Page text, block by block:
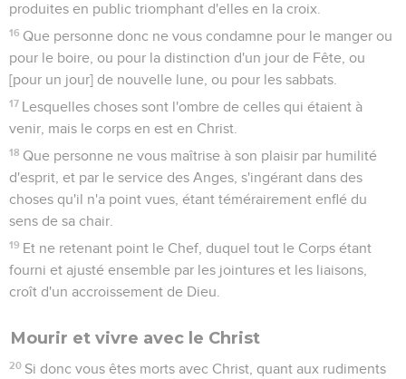
produites en public triomphant d'elles en la croix.
16 Que personne donc ne vous condamne pour le manger ou
pour le boire, ou pour la distinction d'un jour de Fête, ou
[pour un jour] de nouvelle lune, ou pour les sabbats.
17 Lesquelles choses sont l'ombre de celles qui étaient à
venir, mais le corps en est en Christ.
18 Que personne ne vous maîtrise à son plaisir par humilité
d'esprit, et par le service des Anges, s'ingérant dans des
choses qu'il n'a point vues, étant témérairement enflé du
sens de sa chair.
19 Et ne retenant point le Chef, duquel tout le Corps étant
fourni et ajusté ensemble par les jointures et les liaisons,
croît d'un accroissement de Dieu.
Mourir et vivre avec le Christ
20 Si donc vous êtes morts avec Christ, quant aux rudiments